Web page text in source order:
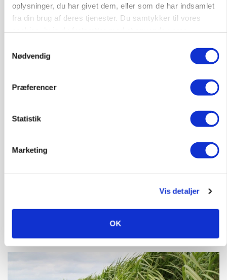
oplysninger, du har givet dem, eller som de har indsamlet
fra din brug af deres tjenester. Du samtykker til vores
Nødvendig
Præferencer
Statistik
Marketing
Vis detaljer
OK
Annonce